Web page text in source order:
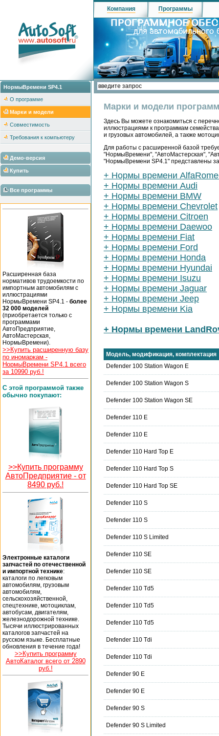
НормыВремени SP4.1
О программе
Марки и модели
Совместимость
Требования к компьютеру
Демо-версия
Купить
Все программы
Расширенная база
нормативов трудоемкости по
импортным автомобилям с
иллюстрациями
НормыВремени SP4.1 - более
32 000 моделей
(приобретается только с
программами
АвтоПредприятие,
АвтоМастерская,
НормыВремени).
>>Купить расширенную базу
по иномаркам -
НормыВремени SP4.1 всего
за 10990 руб.!
С этой программой также
обычно покупают:
>>Купить программу
АвтоПредприятие - от
8490 руб.!
Электронные каталоги
запчастей по отечественной
и импортной технике:
каталоги по легковым
автомобилям, грузовым
автомобилям,
сельскохозяйственной,
спецтехнике, мотоциклам,
автобусам, двигателям,
железнодорожной технике.
Тысячи иллюстрированных
каталогов запчастей на
русском языке. Бесплатные
обновления в течение года!
>>Купить программу
АвтоКаталог всего от 2890
руб.!
Компания Программы
Марки и модели
Здесь Вы можете ознакомиться с
иллюстрациями к программам
и грузовых автомобилей, а также
Для работы с расширенной базой
"НормыВремени", "АвтоМастерская",
"НормыВремени SP4.1" представлены
+ Нормы времени
+ Нормы времени Audi
+ Нормы времени BMW
+ Нормы времени Chevrolet
+ Нормы времени Citroen
+ Нормы времени Daewoo
+ Нормы времени Fiat
+ Нормы времени Ford
+ Нормы времени Honda
+ Нормы времени Hyundai
+ Нормы времени Isuzu
+ Нормы времени Jaguar
+ Нормы времени Jeep
+ Нормы времени Kia
+ Нормы времени
Модель, модификация, комплектация
Defender 100 Station Wagon E
Defender 100 Station Wagon S
Defender 100 Station Wagon SE
Defender 110 E
Defender 110 E
Defender 110 Hard Top E
Defender 110 Hard Top S
Defender 110 Hard Top SE
Defender 110 S
Defender 110 S
Defender 110 S Limited
Defender 110 SE
Defender 110 SE
Defender 110 Td5
Defender 110 Td5
Defender 110 Td5
Defender 110 Tdi
Defender 110 Tdi
Defender 90 E
Defender 90 E
Defender 90 S
Defender 90 S Limited